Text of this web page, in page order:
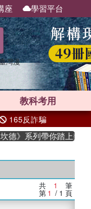
座 學習平台
灣漫
教科考用
165反詐騙
》系列帶你踏上熱血奇
共 1 筆
第 1 / 1 頁